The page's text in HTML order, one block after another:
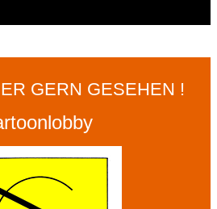
GERN GESEHEN !